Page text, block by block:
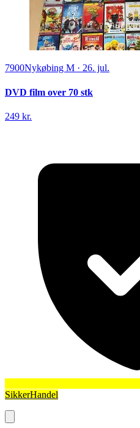
7900Nykøbing M · 26. jul.
DVD film over 70 stk
249 kr.
SikkerHandel